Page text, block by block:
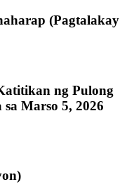
(Pagtalakay
ng Pulong
Marso 5, 2026